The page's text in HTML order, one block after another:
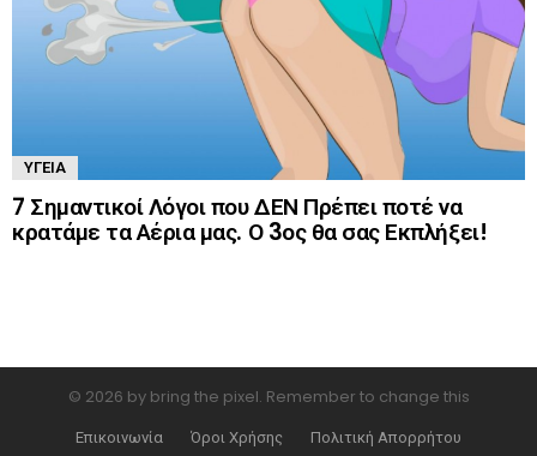
ΥΓΕΊΑ
7 Σημαντικοί Λόγοι που ΔΕΝ Πρέπει ποτέ να
κρατάμε τα Αέρια μας. Ο 3ος θα σας Εκπλήξει!
© 2026 by bring the pixel. Remember to change this
Επικοινωνία
Όροι Χρήσης Πολιτική Απορρήτου